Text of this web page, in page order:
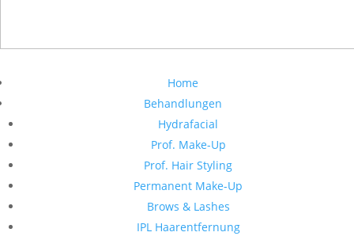
Home
Behandlungen
Hydrafacial
Prof. Make-Up
Prof. Hair Styling
Permanent Make-Up
Brows & Lashes
IPL Haarentfernung